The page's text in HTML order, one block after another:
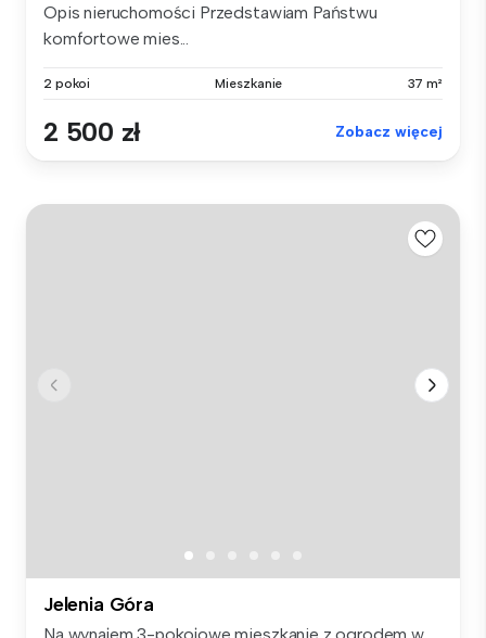
Opis nieruchomości Przedstawiam Państwu
komfortowe mies...
2 pokoi Mieszkanie 37 m²
2 500 zł Zobacz więcej
Jelenia Góra